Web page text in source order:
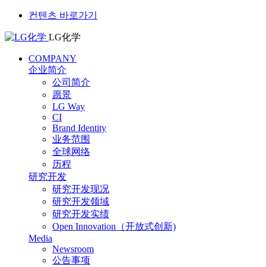
컨텐츠 바로가기
LG化学
COMPANY
企业简介
公司简介
愿景
LG Way
CI
Brand Identity
业务范围
全球网络
历程
研究开发
研究开发现况
研究开发领域
研究开发实绩
Open Innovation（开放式创新)
Media
Newsroom
公告事项